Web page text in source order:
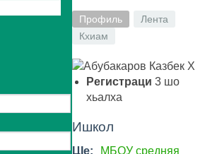
Профиль
Лента
Кхиам
Регистраци 3 шо
хьалха
Ишкол
ЦIе:
МБОУ средняя